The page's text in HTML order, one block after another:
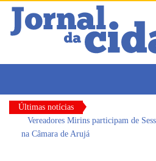
Últimas notícias
Vereadores Mirins participam de
na Câmara de Arujá